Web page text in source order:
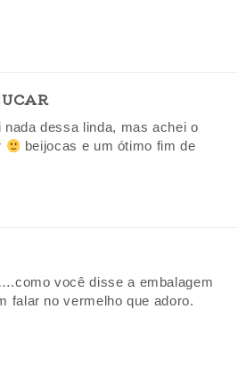
nada dessa linda, mas achei o
beijocas e um ótimo fim de
você disse a embalagem
falar no vermelho que adoro.